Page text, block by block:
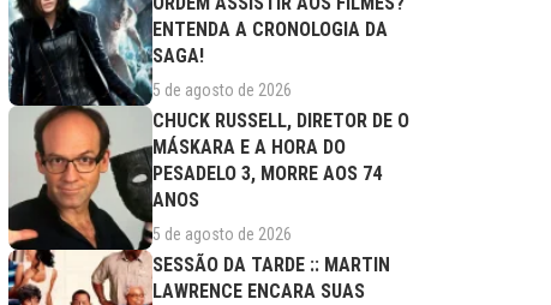
ENTENDA A CRONOLOGIA DA
SAGA!
5 de agosto de 2026
CHUCK RUSSELL, DIRETOR DE O
MÁSKARA E A HORA DO
PESADELO 3, MORRE AOS 74
ANOS
5 de agosto de 2026
SESSÃO DA TARDE :: MARTIN
LAWRENCE ENCARA SUAS